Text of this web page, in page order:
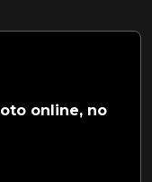
online, no